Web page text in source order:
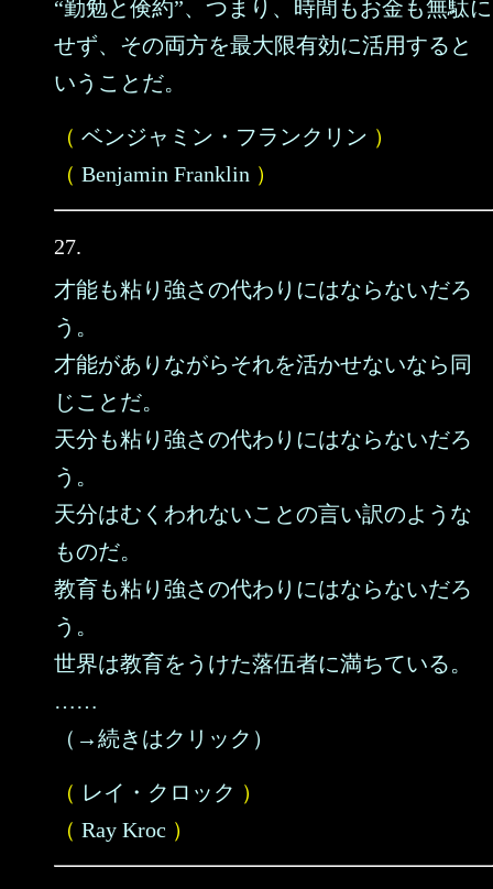
“勤勉と倹約”、つまり、時間もお金も無駄に
せず、その両方を最大限有効に活用すると
いうことだ。
（ ベンジャミン・フランクリン ）
（ Benjamin Franklin ）
27.
才能も粘り強さの代わりにはならないだろ
う。
才能がありながらそれを活かせないなら同
じことだ。
天分も粘り強さの代わりにはならないだろ
う。
天分はむくわれないことの言い訳のような
ものだ。
教育も粘り強さの代わりにはならないだろ
う。
世界は教育をうけた落伍者に満ちている。
……
（→続きはクリック）
（ レイ・クロック ）
（ Ray Kroc ）